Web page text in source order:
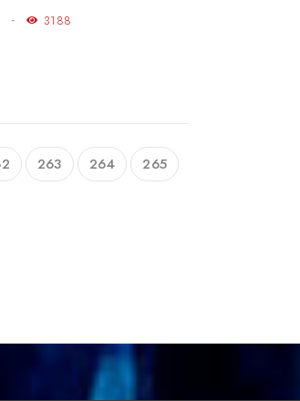
3188
263 264
265